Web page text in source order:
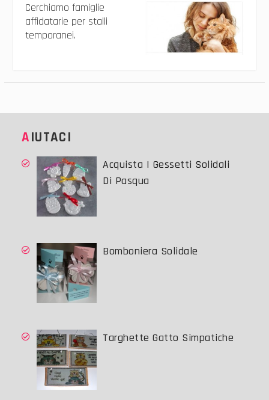
Cerchiamo famiglie
affidatarie per stalli
temporanei.
AIUTACI
Acquista I Gessetti Solidali
Di Pasqua
Bomboniera Solidale
Targhette Gatto Simpatiche